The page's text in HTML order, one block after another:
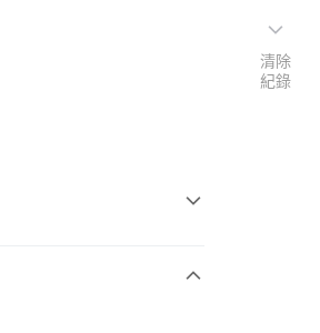
清除
紀錄